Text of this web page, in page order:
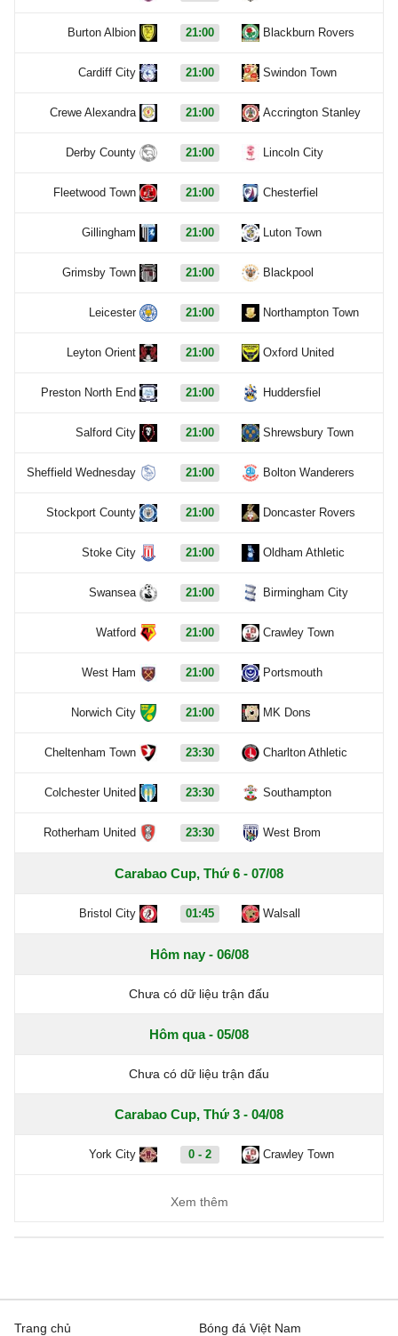
Burton Albion 21:00 Blackburn Rovers
Cardiff City 21:00 Swindon Town
Crewe Alexandra 21:00 Accrington Stanley
Derby County 21:00 Lincoln City
Fleetwood Town 21:00 Chesterfiel
Gillingham 21:00 Luton Town
Grimsby Town 21:00 Blackpool
Leicester 21:00 Northampton Town
Leyton Orient 21:00 Oxford United
Preston North End 21:00 Huddersfiel
Salford City 21:00 Shrewsbury Town
Sheffield Wednesday 21:00 Bolton Wanderers
Stockport County 21:00 Doncaster Rovers
Stoke City 21:00 Oldham Athletic
Swansea 21:00 Birmingham City
Watford 21:00 Crawley Town
West Ham 21:00 Portsmouth
Norwich City 21:00 MK Dons
Cheltenham Town 23:30 Charlton Athletic
Colchester United 23:30 Southampton
Rotherham United 23:30 West Brom
Carabao Cup, Thứ 6 - 07/08
Bristol City 01:45 Walsall
Hôm nay - 06/08
Chưa có dữ liệu trận đấu
Hôm qua - 05/08
Chưa có dữ liệu trận đấu
Carabao Cup, Thứ 3 - 04/08
York City 0 - 2 Crawley Town
Xem thêm
Trang chủ
Bóng đá Việt Nam